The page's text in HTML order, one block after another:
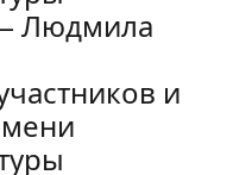
Людмила
и